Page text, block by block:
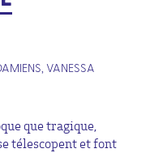
VANESSA
que tragique,
télescopent et font